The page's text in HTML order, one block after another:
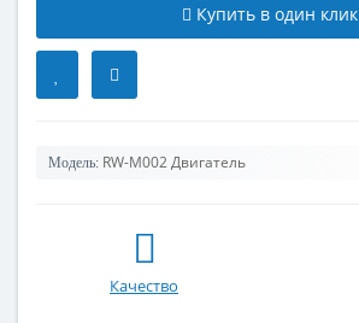
Купить в один клик
Модель: RW-M002 Двигатель
Качество